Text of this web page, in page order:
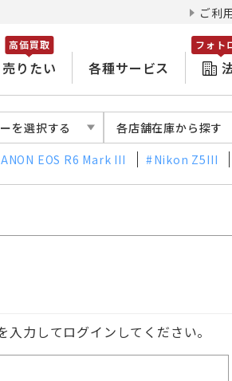
ご利
売りたい
高価買取
各種サービス
フォト
を選択する 各店舗在庫から探す
EOS R6 Mark III Nikon Z5III
力してログインしてください。